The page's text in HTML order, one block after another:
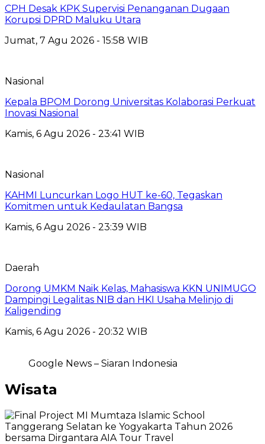
CPH Desak KPK Supervisi Penanganan Dugaan
Korupsi DPRD Maluku Utara
Jumat, 7 Agu 2026 - 15:58 WIB
Nasional
Kepala BPOM Dorong Universitas Kolaborasi Perkuat
Inovasi Nasional
Kamis, 6 Agu 2026 - 23:41 WIB
Nasional
KAHMI Luncurkan Logo HUT ke-60, Tegaskan
Komitmen untuk Kedaulatan Bangsa
Kamis, 6 Agu 2026 - 23:39 WIB
Daerah
Dorong UMKM Naik Kelas, Mahasiswa KKN UNIMUGO
Dampingi Legalitas NIB dan HKI Usaha Melinjo di
Kaligending
Kamis, 6 Agu 2026 - 20:32 WIB
Google News – Siaran Indonesia
Wisata